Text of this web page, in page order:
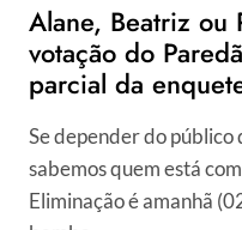
Alane, Beatriz ou
votação do
parcial da
Se depender do público
sabemos quem está
Eliminação é amanhã